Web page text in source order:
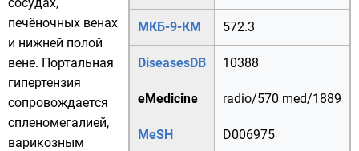
МКБ-9-КМ 572.3
DiseasesDB 10388
eMedicine radio/570 med/1889
MeSH D006975
печёночных венах
и нижней полой
вене. Портальная
гипертензия
сопровождается
спленомегалией,
варикозным